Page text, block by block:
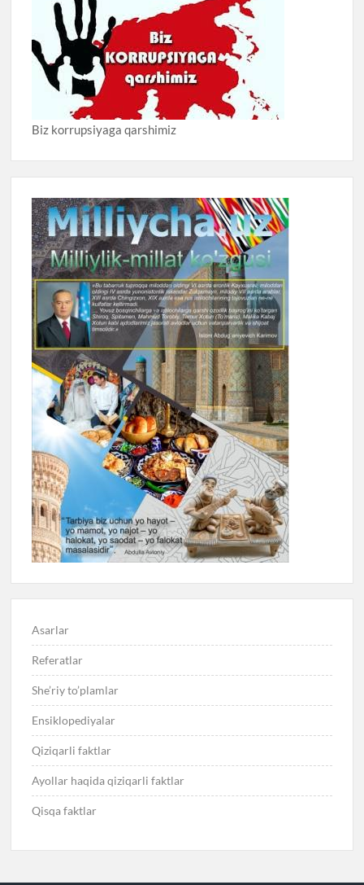
Biz korrupsiyaga qarshimiz
Asarlar
Referatlar
She’riy to’plamlar
Ensiklopediyalar
Qiziqarli faktlar
Ayollar haqida qiziqarli faktlar
Qisqa faktlar